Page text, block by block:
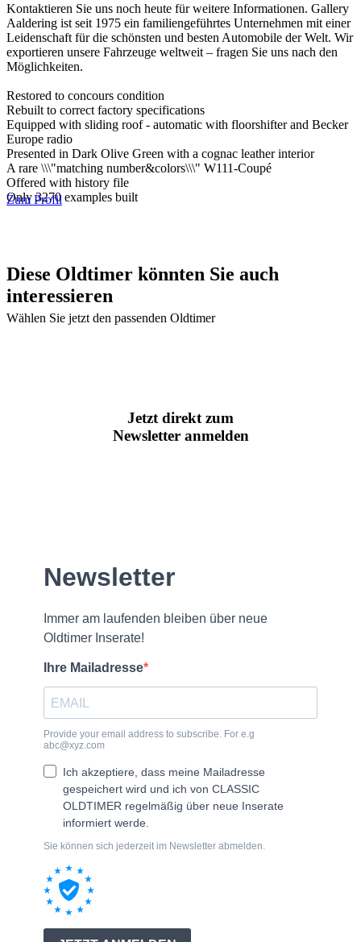
Kontaktieren Sie uns noch heute für weitere Informationen. Gallery
Aaldering ist seit 1975 ein familiengeführtes Unternehmen mit einer
Leidenschaft für die schönsten und besten Automobile der Welt. Wir
exportieren unsere Fahrzeuge weltweit – fragen Sie uns nach den
Möglichkeiten.
Restored to concours condition
Rebuilt to correct factory specifications
Equipped with sliding roof - automatic with floorshifter and Becker
Europe radio
Presented in Dark Olive Green with a cognac leather interior
A rare \\\"matching number&colors\\\" W111-Coupé
Offered with history file
Only 3270 examples built
Zum Profil
Diese Oldtimer könnten Sie auch
interessieren
Wählen Sie jetzt den passenden Oldtimer
Jetzt direkt zum
Newsletter anmelden